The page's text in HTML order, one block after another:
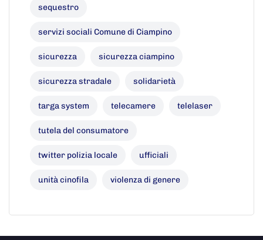
sequestro
servizi sociali Comune di Ciampino
sicurezza sicurezza ciampino
sicurezza stradale solidarietà
targa system telecamere telelaser
tutela del consumatore
twitter polizia locale ufficiali
unità cinofila violenza di genere